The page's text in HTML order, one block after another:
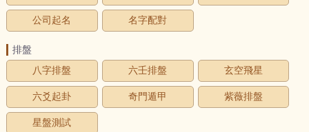
公司起名 名字配對
排盤
八字排盤
六壬排盤 玄空飛星
六爻起卦 奇門遁甲 紫薇排盤
星盤測試